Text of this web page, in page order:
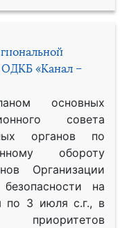
ОДКБ «Канал –
основных
совета
органов по
обороту
Организации
на
по 3 июля с.г., в